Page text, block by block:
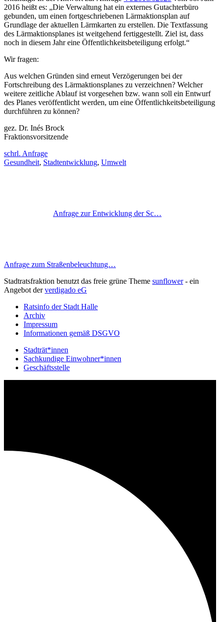
2016 heißt es: „Die Verwaltung hat ein externes Gutachterbüro
gebunden, um einen fortgeschriebenen Lärmaktionsplan auf
Grundlage der aktuellen Lärmkarten zu erstellen. Die Textfassung
des Lärmaktionsplanes ist weitgehend fertiggestellt. Ziel ist, dass
noch in diesem Jahr eine Öffentlichkeitsbeteiligung erfolgt.“
Wir fragen:
Aus welchen Gründen sind erneut Verzögerungen bei der
Fortschreibung des Lärmaktionsplanes zu verzeichnen? Welcher
weitere zeitliche Ablauf ist vorgesehen bzw. wann soll ein Entwurf
des Planes veröffentlicht werden, um eine Öffentlichkeitsbeteiligung
durchführen zu können?
gez. Dr. Inés Brock
Fraktionsvorsitzende
schrl. Anfrage
Gesundheit, Stadtentwicklung, Umwelt
Anfrage zur Entwicklung der Sc…
Anfrage zum Straßenbeleuchtung…
Stadtratsfraktion benutzt das freie grüne Theme sunflower‐ ein
Angebot derverdigado eG
Ratsinfo der Stadt Halle
Archiv
Impressum
Informationen gemäß DSGVO
Stadträt*innen
Sachkundige Einwohner*innen
Geschäftsstelle